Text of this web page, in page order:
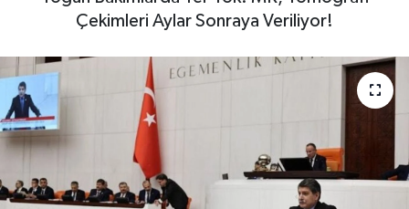
Çekimleri Aylar Sonraya Veriliyor!